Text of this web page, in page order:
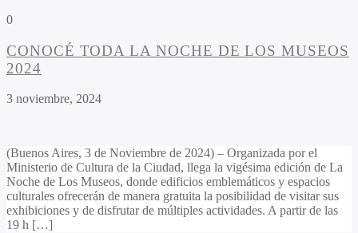
0
CONOCÉ TODA LA NOCHE DE LOS MUSEOS
2024
3 noviembre, 2024
(Buenos Aires, 3 de Noviembre de 2024) – Organizada por el
Ministerio de Cultura de la Ciudad, llega la vigésima edición de La
Noche de Los Museos, donde edificios emblemáticos y espacios
culturales ofrecerán de manera gratuita la posibilidad de visitar sus
exhibiciones y de disfrutar de múltiples actividades. A partir de las
19 h […]